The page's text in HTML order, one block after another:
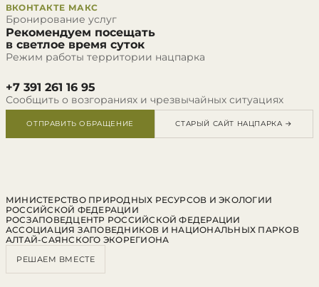
ВКОНТАКТЕ МАКС
Бронирование услуг
Рекомендуем посещать
в светлое время суток
Режим работы территории нацпарка
+7 391 261 16 95
Сообщить о возгораниях и чрезвычайных ситуациях
ОТПРАВИТЬ ОБРАЩЕНИЕ СТАРЫЙ САЙТ НАЦПАРКА →
МИНИСТЕРСТВО ПРИРОДНЫХ РЕСУРСОВ И ЭКОЛОГИИ
РОССИЙСКОЙ ФЕДЕРАЦИИ
РОСЗАПОВЕДЦЕНТР РОССИЙСКОЙ ФЕДЕРАЦИИ
АССОЦИАЦИЯ ЗАПОВЕДНИКОВ И НАЦИОНАЛЬНЫХ ПАРКОВ
АЛТАЙ-САЯНСКОГО ЭКОРЕГИОНА
РЕШАЕМ ВМЕСТЕ